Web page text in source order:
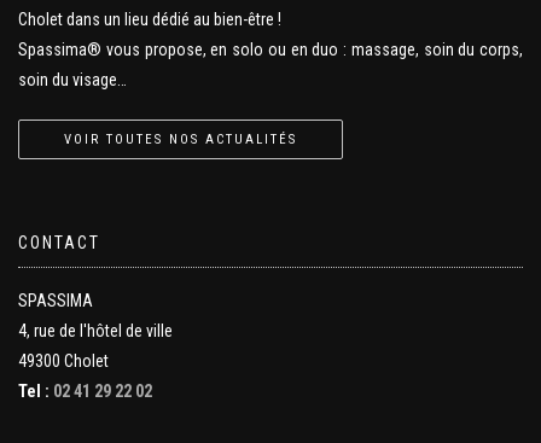
Cholet dans un lieu dédié au bien-être !
Spassima® vous propose, en solo ou en duo : massage, soin du corps,
soin du visage…
VOIR TOUTES NOS ACTUALITÉS
CONTACT
SPASSIMA
4, rue de l'hôtel de ville
49300 Cholet
Tel : 02 41 29 22 02